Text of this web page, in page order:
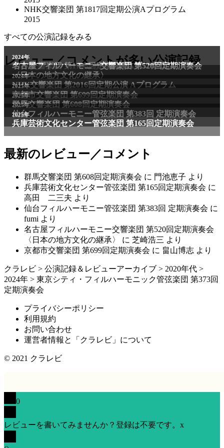
NHK交響楽団 第1817回定期公演Aプログラム
2015
すべての公演記録をみる
レビュー／コメントが多い公演記録
2011年
NHK交響楽団 第1706回定期公演Aプログラム
2024年
名古屋フィルハーモニー交響楽団 第520回定期演奏会
〈日本の地方文化の継承〉
2024年
NHK交響楽団 第2016回定期公演 Aプログラム
2025年
京都市交響楽団 第699回定期演奏会
2025年
群馬交響楽団 第608回定期演奏会
2025年
仙台フィルハーモニー管弦楽団 第383回 定期演奏会
2025年
兵庫芸術文化センター管弦楽団 第165回定期演奏会
最新のレビュー／コメント
群馬交響楽団 第608回定期演奏会 に 門池恵子 より
兵庫芸術文化センター管弦楽団 第165回定期演奏会 に
高田 二三夫 より
仙台フィルハーモニー管弦楽団 第383回 定期演奏会 に
fumi より
名古屋フィルハーモニー交響楽団 第520回定期演奏会
〈日本の地方文化の継承〉
に 芝崎浩三 より
京都市交響楽団 第699回定期演奏会 に 畠山博志 より
クラレビ > 公演記録＆レビューアーカイブ > 2020年代 >
2024年 > 東京シティ・フィルハーモニック管弦楽団 第373回
定期演奏会
プライバシーポリシー
利用規約
お問い合わせ
運営者情報と「クラレビ」について
© 2021 クラレビ
0
レビューを書いてみませんか？登録は不要です。 x